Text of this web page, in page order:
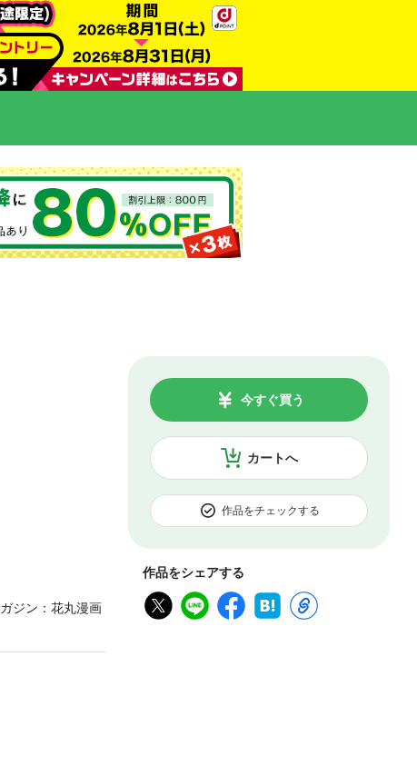
カートへ
今すぐ買う
作品をチェックする
作品をシェアする
ジン：花丸漫画